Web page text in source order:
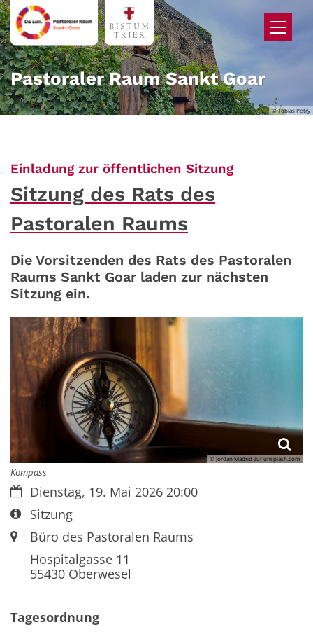
Zum Inhalt springen
© Tobias Petry
Pastoraler Raum Sankt Goar
Einladung zur öffentlichen Sitzung:
Sitzung des Rats des
Pastoralen Raums
Die Vorsitzenden des Rats des Pastoralen
Raums Sankt Goar laden zur nächsten
Sitzung ein.
© Jordan Madrid auf unsplash.com
Kompass
Datum:Dienstag, 19. Mai 2026 20:00
Art bzw. Nummer:
Sitzung
Ort:Büro des Pastoralen Raums
Hospitalgasse 11
55430Oberwesel
Tagesordnung